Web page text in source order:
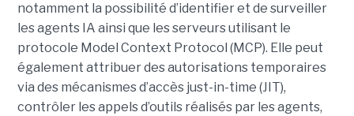
notamment la possibilité d’identifier et de surveiller
les agents IA ainsi que les serveurs utilisant le
protocole Model Context Protocol (MCP). Elle peut
également attribuer des autorisations temporaires
via des mécanismes d’accès just-in-time (JIT),
contrôler les appels d’outils réalisés par les agents,